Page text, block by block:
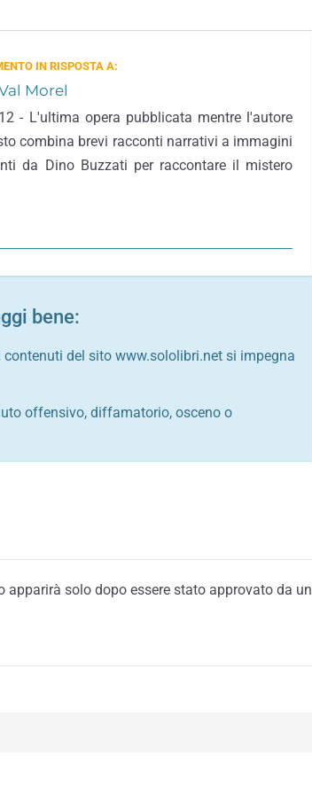
IN RISPOSTA A:
Morel
- L'ultima opera pubblicata mentre l'autore
combina brevi racconti narrativi a immagini
da Dino Buzzati per raccontare il mistero
bene:
del sito www.sololibri.net si impegna
offensivo, diffamatorio, osceno o
e di quelle internazionali
denigratorio e sbeffeggiatorio
dell'ordine pubblico
di qualsiasi cittadino
di qualsiasi razza, popolo, cultura,
del buon costume o contenenti
politica, di partito o di fazione, che
regole precedenti comporterà la non
solo dopo essere stato approvato da un